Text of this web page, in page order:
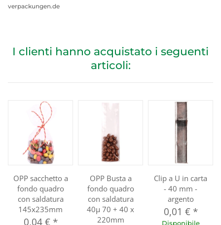
verpackungen.de
I clienti hanno acquistato i seguenti
articoli:
OPP sacchetto a
fondo quadro
con saldatura
145x235mm
0,04 € *
OPP Busta a
fondo quadro
con saldatura
40µ 70 + 40 x
220mm
Clip a U in carta
- 40 mm -
argento
0,01 € *
Disponibile